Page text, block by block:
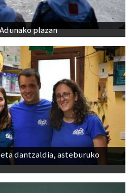
plazan
dantzaldia, asteburuko